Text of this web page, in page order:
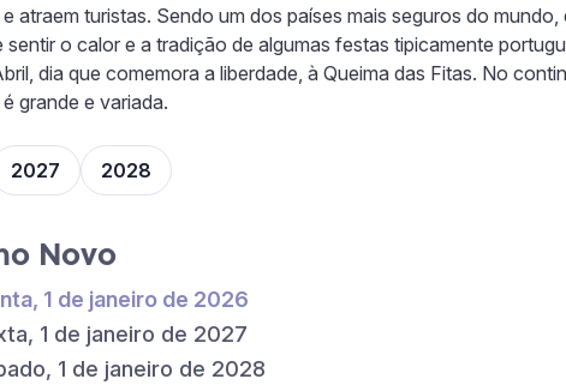
atraem turistas. Sendo um dos países mais seguros do
sentir o calor e a tradição de algumas festas tipicamente
dia que comemora a liberdade, à Queima das Fitas. No
grande e variada.
2027 2028
Novo
1 de janeiro de 2026
1 de janeiro de 2027
1 de janeiro de 2028